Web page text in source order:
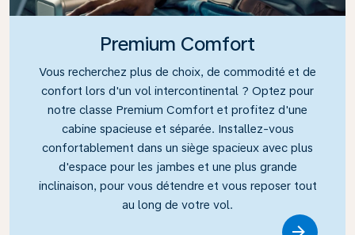
Premium Comfort
Vous recherchez plus de choix, de commodité et de
confort lors d'un vol intercontinental ? Optez pour
notre classe Premium Comfort et profitez d'une
cabine spacieuse et séparée. Installez-vous
confortablement dans un siège spacieux avec plus
d'espace pour les jambes et une plus grande
inclinaison, pour vous détendre et vous reposer tout
au long de votre vol.